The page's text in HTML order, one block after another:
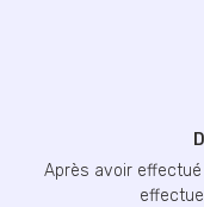
Après avoir